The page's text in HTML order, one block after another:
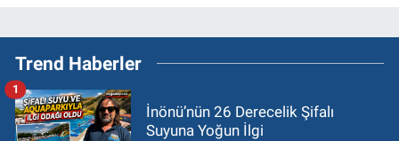
Trend Haberler
İnönü’nün 26 Derecelik Şifalı
Suyuna Yoğun İlgi
1